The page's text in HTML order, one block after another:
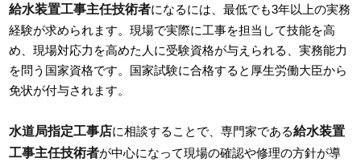
給水装置工事主任技術者になるには、最低でも3年以上の実務
経験が求められます。現場で実際に工事を担当して技能を高
め、現場対応力を高めた人に受験資格が与えられる、実務能力
を問う国家資格です。国家試験に合格すると厚生労働大臣から
免状が付与されます。
水道局指定工事店に相談することで、専門家である給水装置
工事主任技術者が中心になって現場の確認や修理の方針が導